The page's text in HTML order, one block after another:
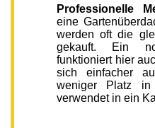
Professionelle
eine
werden oft die
gekauft. Ein
funktioniert hier
sich einfacher
weniger Platz
verwendet in ein